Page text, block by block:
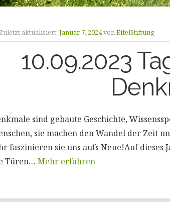
Zuletzt aktualisiert:Januar 7, 2024vonEifelStiftung
10.09.2023
sind gebaute Geschichte,
sie machen den Wandel der Zeit
faszinieren sie uns aufs Neue!Auf
Türen…Mehr erfahren